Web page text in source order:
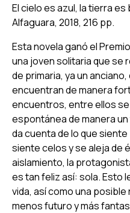
El cielo es azul, la tierra es
Alfaguara, 2018, 216 pp.
Esta novela ganó el
una joven solitaria que
de primaria, ya un
encuentran de manera
encuentros, entre ellos
espontánea de manera
da cuenta de lo que
siente celos y se aleja de
aislamiento, la
es tan feliz así: sola. Esto
vida, así como una
menos futuro y más